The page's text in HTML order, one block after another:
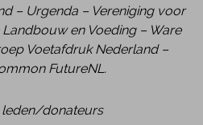
– Urgenda – Vereniging voor
en Voeding – Ware
Voetafdruk Nederland –
FutureNL.
donateurs